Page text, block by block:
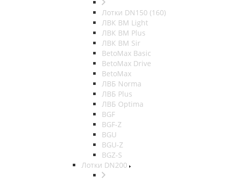
Лотки DN150 (160)
ЛВК ВМ Light
ЛВК ВМ Plus
ЛВК ВМ Sir
BetoMax Basic
BetoMax Drive
BetoMax
ЛВБ Norma
ЛВБ Plus
ЛВБ Optima
BGF
BGF-Z
BGU
BGU-Z
BGZ-S
Лотки DN200